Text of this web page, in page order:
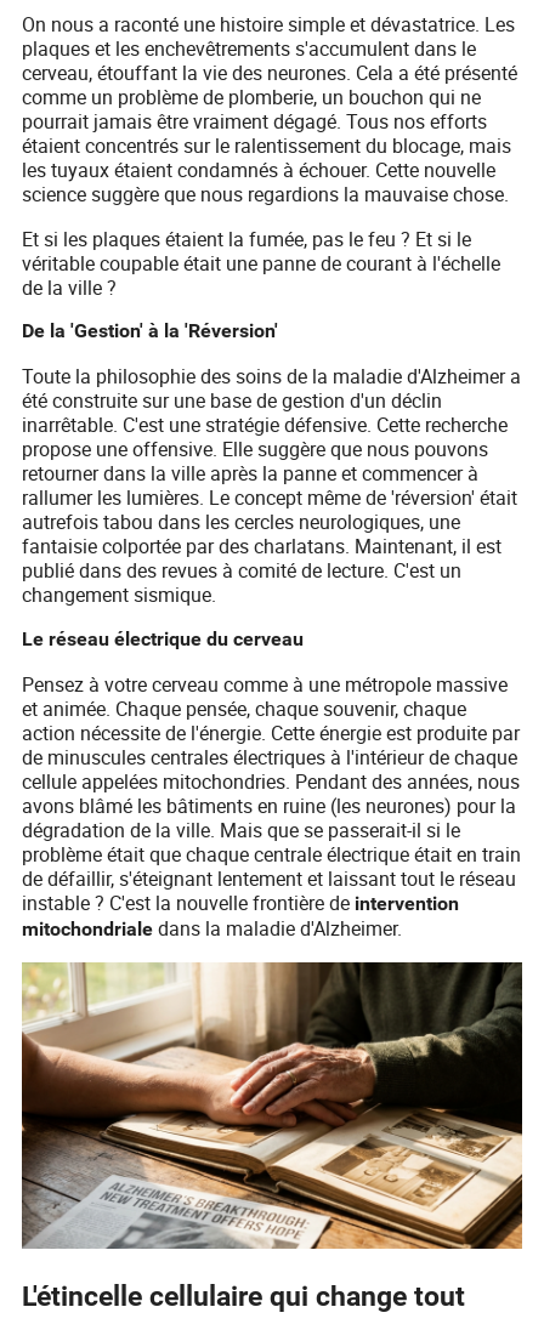
On nous a raconté une histoire simple et dévastatrice. Les
plaques et les enchevêtrements s'accumulent dans le
cerveau, étouffant la vie des neurones. Cela a été présenté
comme un problème de plomberie, un bouchon qui ne
pourrait jamais être vraiment dégagé. Tous nos efforts
étaient concentrés sur le ralentissement du blocage, mais
les tuyaux étaient condamnés à échouer. Cette nouvelle
science suggère que nous regardions la mauvaise chose.
Et si les plaques étaient la fumée, pas le feu ? Et si le
véritable coupable était une panne de courant à l'échelle
de la ville ?
De la 'Gestion' à la 'Réversion'
Toute la philosophie des soins de la maladie d'Alzheimer a
été construite sur une base de gestion d'un déclin
inarrêtable. C'est une stratégie défensive. Cette recherche
propose une offensive. Elle suggère que nous pouvons
retourner dans la ville après la panne et commencer à
rallumer les lumières. Le concept même de 'réversion' était
autrefois tabou dans les cercles neurologiques, une
fantaisie colportée par des charlatans. Maintenant, il est
publié dans des revues à comité de lecture. C'est un
changement sismique.
Le réseau électrique du cerveau
Pensez à votre cerveau comme à une métropole massive
et animée. Chaque pensée, chaque souvenir, chaque
action nécessite de l'énergie. Cette énergie est produite par
de minuscules centrales électriques à l'intérieur de chaque
cellule appelées mitochondries. Pendant des années, nous
avons blâmé les bâtiments en ruine (les neurones) pour la
dégradation de la ville. Mais que se passerait-il si le
problème était que chaque centrale électrique était en train
de défaillir, s'éteignant lentement et laissant tout le réseau
instable ? C'est la nouvelle frontière de intervention
mitochondriale dans la maladie d'Alzheimer.
L'étincelle cellulaire qui change tout